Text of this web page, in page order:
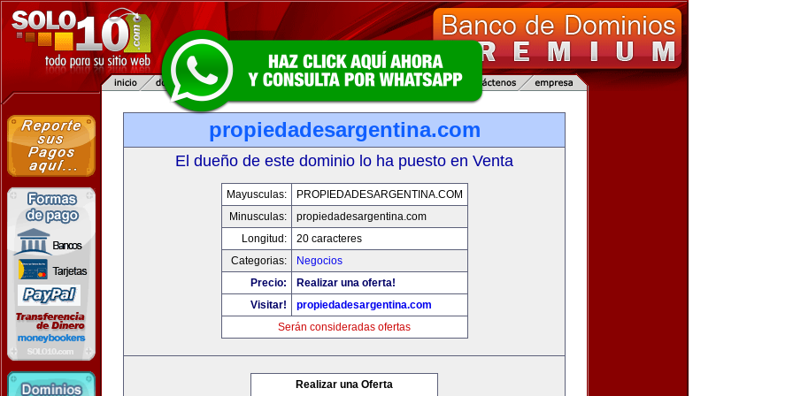
propiedadesargentina.com
El dueño de este dominio lo ha puesto en Venta
Mayusculas:
PROPIEDADESARGENTINA.COM
Minusculas:
propiedadesargentina.com
Longitud:
20 caracteres
Categorias:
Negocios
Precio:
Realizar una oferta!
Visitar!
propiedadesargentina.com
Serán consideradas ofertas
Realizar una Oferta